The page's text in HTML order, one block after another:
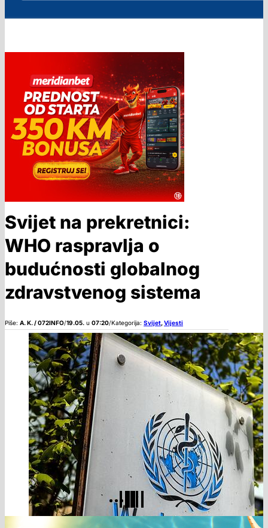
Svijet na prekretnici:
WHO raspravlja o
budućnosti globalnog
zdravstvenog sistema
Piše: A. K. / 072INFO/19.05. u 07:20/Kategorija: Svijet,Vijesti